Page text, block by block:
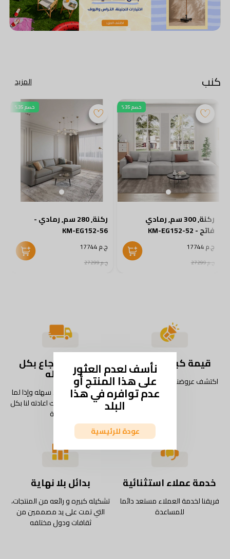
نأسف لعدم العثور
على هذا المنتج أو
عدم توافره في هذا
البلد
عودة للرئيسية
كنب المزيد
خصم 35%
ركنة, 300 سم, رمادي
فاتح - KM-EG152-52
ج.م 17744
ج.م 27299
خصم 35%
ركنة, 280 سم, رمادي -
KM-EG152-56
ج.م 17744
ج.م 27299
قيمة كبيرة كل يوم
اكتشف عروضنا وخصوماتنا اليومية
شحن واسترجاع بكل
سهوله
استمتع بتجربة شحن سهله وإذا لما
يعجبك المنتج، يمكنك اعادته لنا بكل
سهولة
خدمة عملاء استثنائية
فريقنا لخدمة العملاء مستعد دائما
للمساعدة
بدائل بلا نهاية
تشكيله كبيره و رائعه من المنتجات،
التي تمت على يد مصممين من
ثقافات ودول مختلفه